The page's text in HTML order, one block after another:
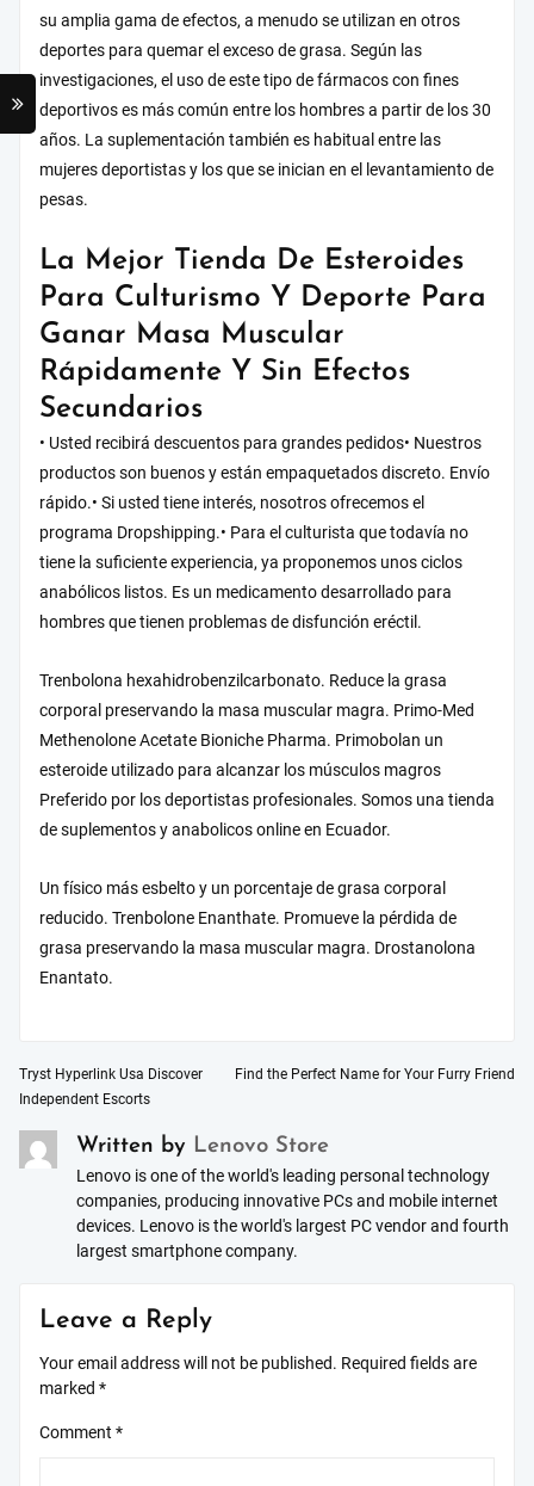
su amplia gama de efectos, a menudo se utilizan en otros
deportes para quemar el exceso de grasa. Según las
investigaciones, el uso de este tipo de fármacos con fines
deportivos es más común entre los hombres a partir de los 30
años. La suplementación también es habitual entre las
mujeres deportistas y los que se inician en el levantamiento de
pesas.
La Mejor Tienda De Esteroides
Para Culturismo Y Deporte Para
Ganar Masa Muscular
Rápidamente Y Sin Efectos
Secundarios
• Usted recibirá descuentos para grandes pedidos• Nuestros
productos son buenos y están empaquetados discreto. Envío
rápido.• Si usted tiene interés, nosotros ofrecemos el
programa Dropshipping.• Para el culturista que todavía no
tiene la suficiente experiencia, ya proponemos unos ciclos
anabólicos listos. Es un medicamento desarrollado para
hombres que tienen problemas de disfunción eréctil.
Trenbolona hexahidrobenzilcarbonato. Reduce la grasa
corporal preservando la masa muscular magra. Primo-Med
Methenolone Acetate Bioniche Pharma. Primobolan un
esteroide utilizado para alcanzar los músculos magros
Preferido por los deportistas profesionales. Somos una tienda
de suplementos y anabolicos online en Ecuador.
Un físico más esbelto y un porcentaje de grasa corporal
reducido. Trenbolone Enanthate. Promueve la pérdida de
grasa preservando la masa muscular magra. Drostanolona
Enantato.
Post
navigation
Tryst Hyperlink Usa Discover
Independent Escorts
Find the Perfect Name for Your Furry Friend
Written by Lenovo Store
Lenovo is one of the world's leading personal technology
companies, producing innovative PCs and mobile internet
devices. Lenovo is the world's largest PC vendor and fourth
largest smartphone company.
Leave a Reply
Your email address will not be published. Required fields are
marked *
Comment *